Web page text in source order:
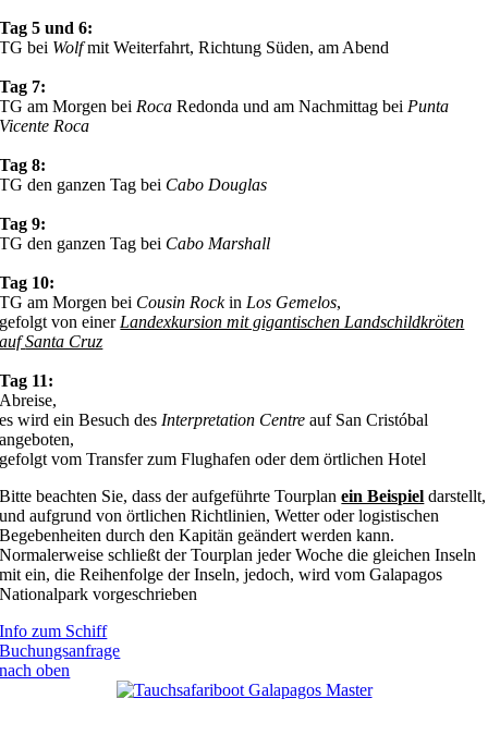
Tag 5 und 6:
TG bei Wolfmit Weiterfahrt, Richtung Süden, am Abend
Tag 7:
TG am Morgen bei RocaRedonda und am Nachmittag bei Punta
Vicente Roca
Tag 8:
TG den ganzen Tag bei Cabo Douglas
Tag 9:
TG den ganzen Tag bei Cabo Marshall
Tag 10:
TG am Morgen bei Cousin Rockin Los Gemelos,
gefolgt von einer Landexkursion mit gigantischen Landschildkröten
aufSanta Cruz
Tag 11:
Abreise,
es wird ein Besuch des Interpretation Centreauf San Cristóbal
angeboten,
gefolgt vom Transfer zum Flughafen oder dem örtlichen Hotel
Bitte beachten Sie, dass der aufgeführte Tourplanein Beispiel darstellt,
und aufgrund von örtlichen Richtlinien, Wetter oder logistischen
Begebenheiten durch den Kapitän geändert werden kann.
Normalerweise schließt der Tourplan jeder Woche die gleichen Inseln
mit ein, die Reihenfolge der Inseln, jedoch, wird vom Galapagos
Nationalpark vorgeschrieben
Info zum Schiff
Buchungsanfrage
nach oben